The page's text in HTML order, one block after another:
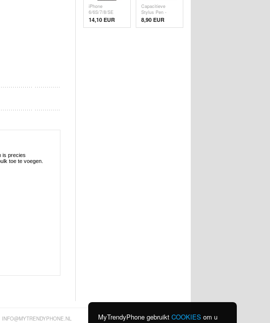
is precies
toe te voegen.
iPhone
6/6S/7/8/SE
(2020)/SE (
14,10 EUR
Capacitieve
Stylus Pen -
Zwart
8,90 EUR
INFO@MYTRENDYPHONE.NL MyTrendyPhone gebruikt COOKIES om u